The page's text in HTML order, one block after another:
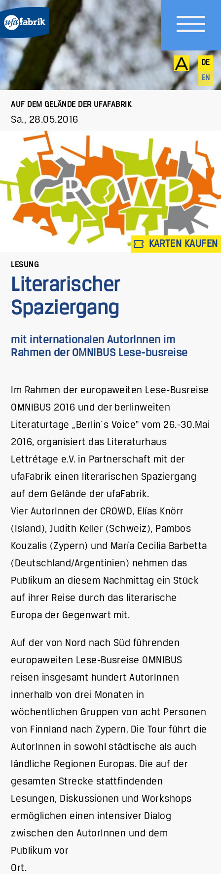
DE
EN
AUF DEM GELÄNDE DER UFAFABRIK
Sa., 28.05.2016
KARTEN KAUFEN
LESUNG
Literarischer
Spaziergang
mit internationalen AutorInnen im
Rahmen der OMNIBUS Lese-busreise
Im Rahmen der europaweiten Lese-Busreise
OMNIBUS 2016 und der berlinweiten
Literaturtage „Berlin´s Voice“ vom 26.-30.Mai
2016, organisiert das Literaturhaus
Lettrétage e.V. in Partnerschaft mit der
ufaFabrik einen literarischen Spaziergang
auf dem Gelände der ufaFabrik.
Vier AutorInnen der CROWD, Elías Knörr
(Island), Judith Keller (Schweiz), Pambos
Kouzalis (Zypern) und María Cecilia Barbetta
(Deutschland/Argentinien) nehmen das
Publikum an diesem Nachmittag ein Stück
auf ihrer Reise durch das literarische
Europa der Gegenwart mit.
Auf der von Nord nach Süd führenden
europaweiten Lese-Busreise OMNIBUS
reisen insgesamt hundert AutorInnen
innerhalb von drei Monaten in
wöchentlichen Gruppen von acht Personen
von Finnland nach Zypern. Die Tour führt die
AutorInnen in sowohl städtische als auch
ländliche Regionen Europas. Die auf der
gesamten Strecke stattfindenden
Lesungen, Diskussionen und Workshops
ermöglichen einen intensiver Dialog
zwischen den AutorInnen und dem
Publikum vor
Ort.